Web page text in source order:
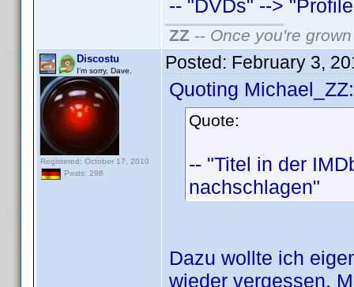
-- "DVDs" -->
ZZ -- Once you're
Discostu
I'm sorry, Dave.
Registered: October 17, 2010
Posts: 298
Posted: February 3,
Quoting Michael_ZZ:
Quote:
-- "Titel in der
nachschlagen"
Dazu wollte ich
wieder vergessen.